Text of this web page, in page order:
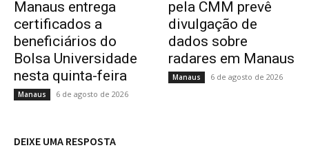
Manaus entrega
certificados a
beneficiários do
Bolsa Universidade
nesta quinta-feira
Manaus 6 de agosto de 2026
pela CMM prevê
divulgação de
dados sobre
radares em Manaus
Manaus 6 de agosto de 2026
DEIXE UMA RESPOSTA